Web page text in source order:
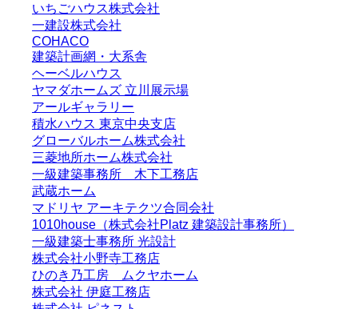
いちごハウス株式会社
一建設株式会社
COHACO
建築計画網・大系舎
ヘーベルハウス
ヤマダホームズ 立川展示場
アールギャラリー
積水ハウス 東京中央支店
グローバルホーム株式会社
三菱地所ホーム株式会社
一級建築事務所 木下工務店
武蔵ホーム
マドリヤ アーキテクツ合同会社
1010house（株式会社Platz 建築設計事務所）
一級建築士事務所 光設計
株式会社小野寺工務店
ひのき乃工房 ムクヤホーム
株式会社 伊庭工務店